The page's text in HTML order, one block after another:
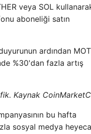
veya SOL
aboneliği satın
ardından
%30'dan fazla artış
Kaynak
bu hafta
sosyal medya